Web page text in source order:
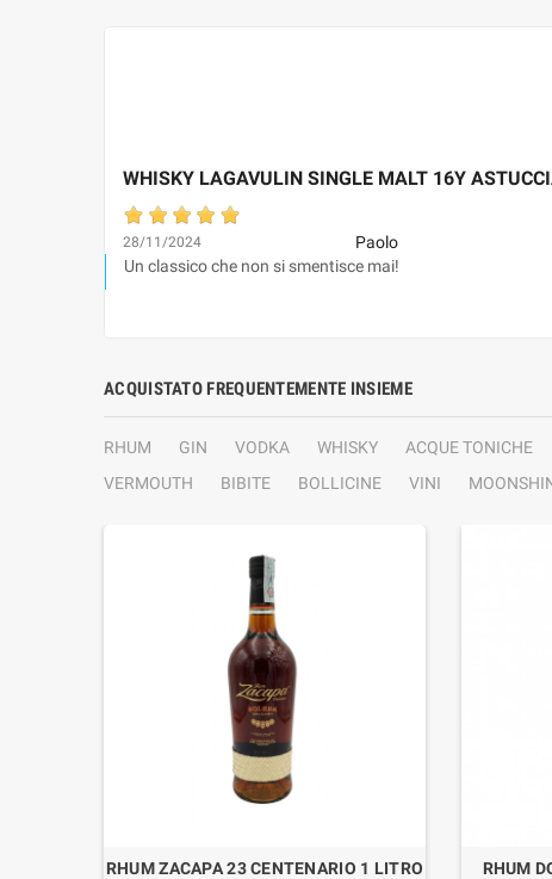
WHISKY LAGAVULIN SINGLE MALT 16Y
28/11/2024
Paolo
Un classico che non si smentisce mai!
ACQUISTATO FREQUENTEMENTE INSIEME
RHUM GIN VODKA WHISKY ACQUE TONICHE
VERMOUTH
BIBITE BOLLICINE VINI
RHUM ZACAPA 23 CENTENARIO 1 LITRO RHUM